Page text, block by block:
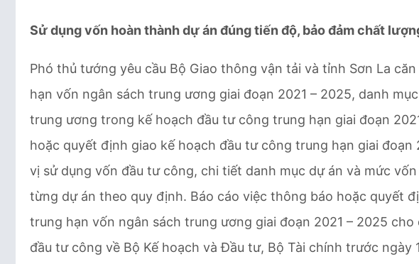
Sử dụng vốn hoàn thành dự án đúng tiến độ, bảo đảm chất
Phó thủ tướng yêu cầu Bộ Giao thông vận tải và tỉnh Sơn La
hạn vốn ngân sách trung ương giai đoạn 2021 – 2025, danh
trung ương trong kế hoạch đầu tư công trung hạn giai đoạn
hoặc quyết định giao kế hoạch đầu tư công trung hạn giai đoạn
vị sử dụng vốn đầu tư công, chi tiết danh mục dự án và mức
từng dự án theo quy định. Báo cáo việc thông báo hoặc quyết
trung hạn vốn ngân sách trung ương giai đoạn 2021 – 2025
đầu tư công về Bộ Kế hoạch và Đầu tư, Bộ Tài chính trước ngày